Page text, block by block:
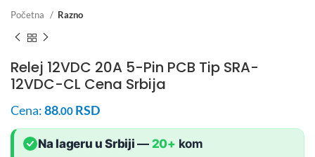
Početna Razno
Relej 12VDC 20A 5-Pin PCB Tip SRA-
12VDC-CL Cena Srbija
Cena:88.00 RSD
Na lageru u Srbiji — 20+ kom